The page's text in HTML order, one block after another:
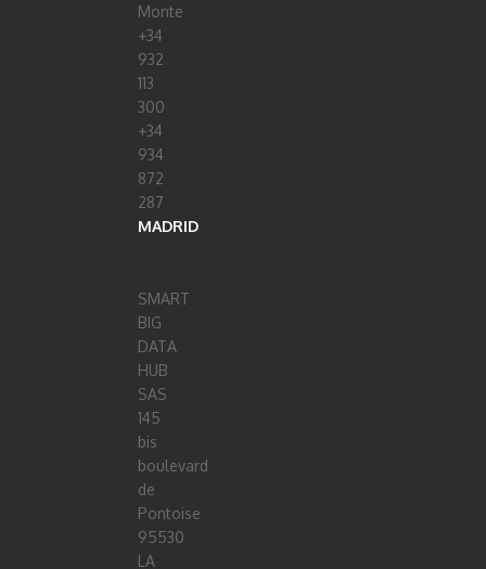
Monte
+34
932
113
300
+34
934
872
287
MADRID
SMART
BIG
DATA
HUB
SAS
145
bis
boulevard
de
Pontoise
95530
LA